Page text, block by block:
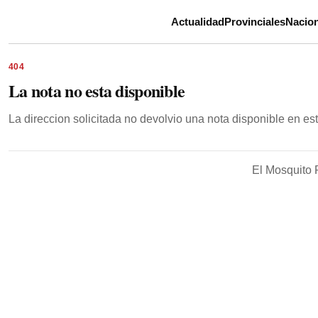
ActualidadProvinciales
404
La nota no esta disponible
La direccion solicitada no devolvio una nota disponible en
El Mosquito